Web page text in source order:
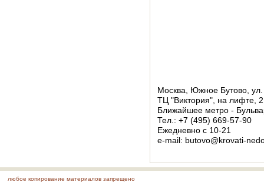
Москва, Южное Бутово,
ТЦ "Виктория", на лифте,
Ближайшее метро -
Тел.: +7 (495) 669-57-90
Ежедневно с 10-21
e-mail: butovo@krovati-
любое копирование материалов запрещено